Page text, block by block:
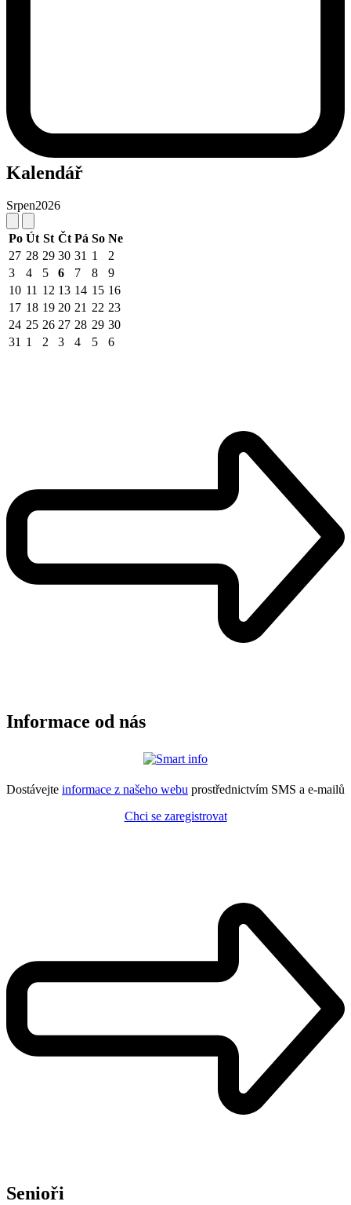
Kalendář
Srpen2026
Po Út St Čt Pá So Ne
27 28 29 30 31 1
2
3
4 5 6 7 8
9
10 11 12 13 14 15 16
17 18 19 20 21 22 23
24 25 26 27 28 29 30
31 1 2 3 4 5 6
Informace od nás
Dostávejte informace z našeho webu prostřednictvím SMS a e-mailů
Chci se zaregistrovat
Senioři